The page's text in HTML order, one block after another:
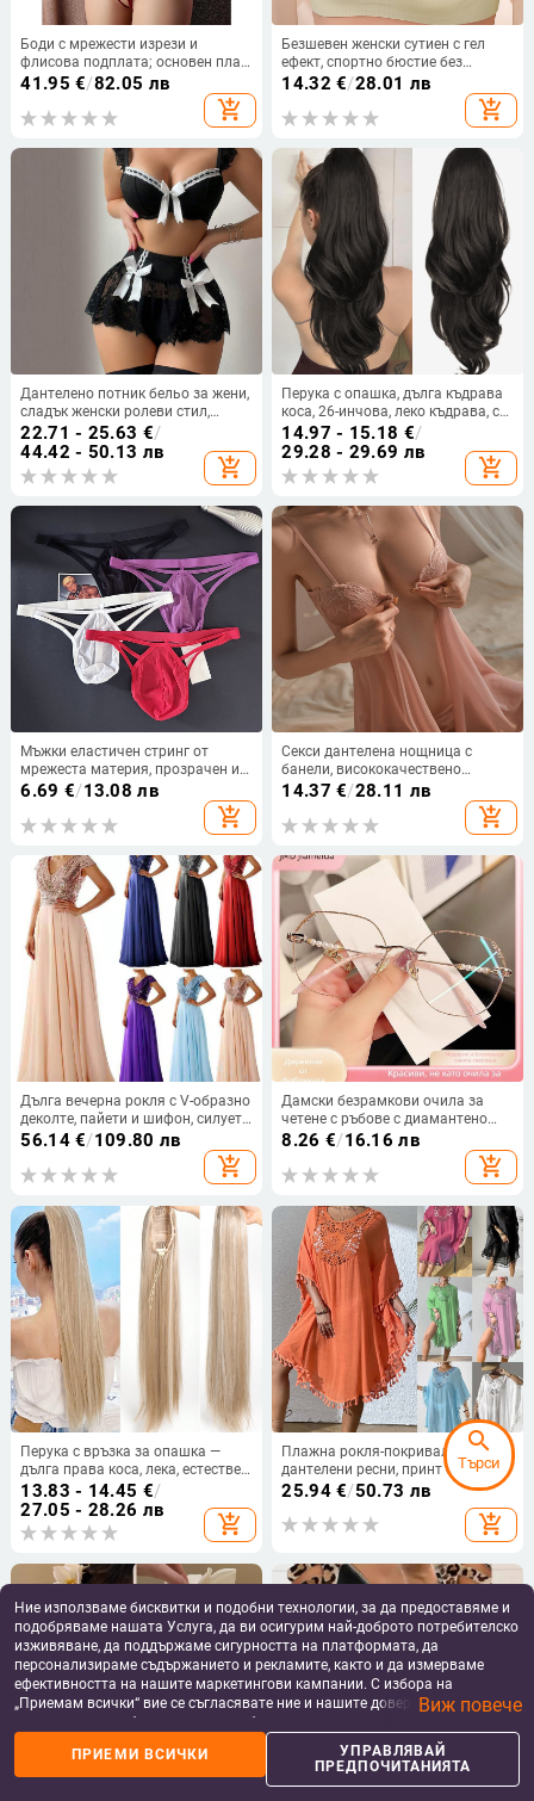
Боди с мрежести изрези и
флисова подплата; основен плат:
германски флис, съдържание на
41.95 €/82.05 лв
add_shopping_cart
Безшевен женски сутиен с гел
ефект, спортно бюстие без
банели, потник стил, стягащ за
малък бюст, красив гръб, дишащ
найлон
14.32 €/28.01 лв
add_shopping_cart
Дантелено потник бельо за жени,
сладък женски ролеви стил,
полиестер 90–95%, униформен
стил, Enjoy Love, лятно издание
2025
22.71 - 25.63 €/
44.42 - 50.13 лв
add_shopping_cart
Перука с опашка, дълга къдрава
коса, 26-инчова, леко къдрава, с
връзка за стягане, висока
опашка
14.97 - 15.18 €/
29.28 - 29.69 лв
add_shopping_cart
Мъжки еластичен стринг от
мрежеста материя, прозрачен и
дишащ, модел 8877
6.69 €/13.08 лв
add_shopping_cart
Секси дантелена нощница с
банели, висококачествено
усещане, тънък силует, за дами с
14.37 €/28.11 лв
add_shopping_cart
Дълга вечерна рокля с V-образно
деколте, пайети и шифон, силует
А-образен, висока талия
56.14€/109.80 лв
add_shopping_cart
Дамски безрамкови очила за
четене с ръбове с диамантено
нарязване и перлен акцент,
голяма рамка, защита от синя
светлина
8.26 €/16.16 лв
add_shopping_cart
Перука с връзка за опашка —
дълга права коса, лека, естествен
вид; модел: опашка с връзка;
материал: термоустойчиви
влакна; марка: QUEEN
YANG/PRINCESS YANG; произход:
13.83 - 14.45 €/
27.05 - 28.26 лв
add_shopping_cart
Плажна рокля-покривало с
дантелени ресни, принт с малки
цветчета, полиестер, акрилова
подплата, 238 g/m², за възрастни
жени
25.94€/50.73 лв
add_shopping_cart
Ние използваме бисквитки и подобни технологии, за да предоставяме и
подобряваме нашата Услуга, да ви осигурим най-доброто потребителско
изживяване, да поддържаме сигурността на платформата, да
персонализираме съдържанието и рекламите, както и да измерваме
ефективността на нашите маркетингови кампании. С избора на
„Приемам всички“ вие се съгласявате ние и нашите доверени партньори
да съхраняваме бисквитки и подобни технологии на вашето устройство
за рекламни и аналитични цели. Можете по всяко време да управлявате
своите предпочитания, като натиснете „Управлявай предпочитанията“.
За повече информация, моля, вижте нашата
Виж повече
ПРИЕМИ ВСИЧКИ
УПРАВЛЯВАЙ
ПРЕДПОЧИТАНИЯТА
search
Търси